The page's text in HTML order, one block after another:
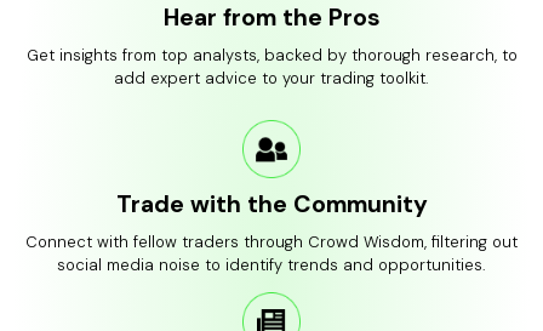
Hear from the Pros
Get insights from top analysts, backed by thorough research, to
add expert advice to your trading toolkit.
Trade with the Community
Connect with fellow traders through Crowd Wisdom, filtering out
social media noise to identify trends and opportunities.